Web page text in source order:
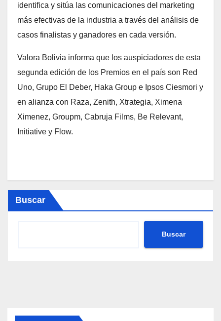
identifica y sitúa las comunicaciones del marketing
más efectivas de la industria a través del análisis de
casos finalistas y ganadores en cada versión.
Valora Bolivia informa que los auspiciadores de esta
segunda edición de los Premios en el país son Red
Uno, Grupo El Deber, Haka Group e Ipsos Ciesmori y
en alianza con Raza, Zenith, Xtrategia, Ximena
Ximenez, Groupm, Cabruja Films, Be Relevant,
Initiative y Flow.
Buscar
Buscar